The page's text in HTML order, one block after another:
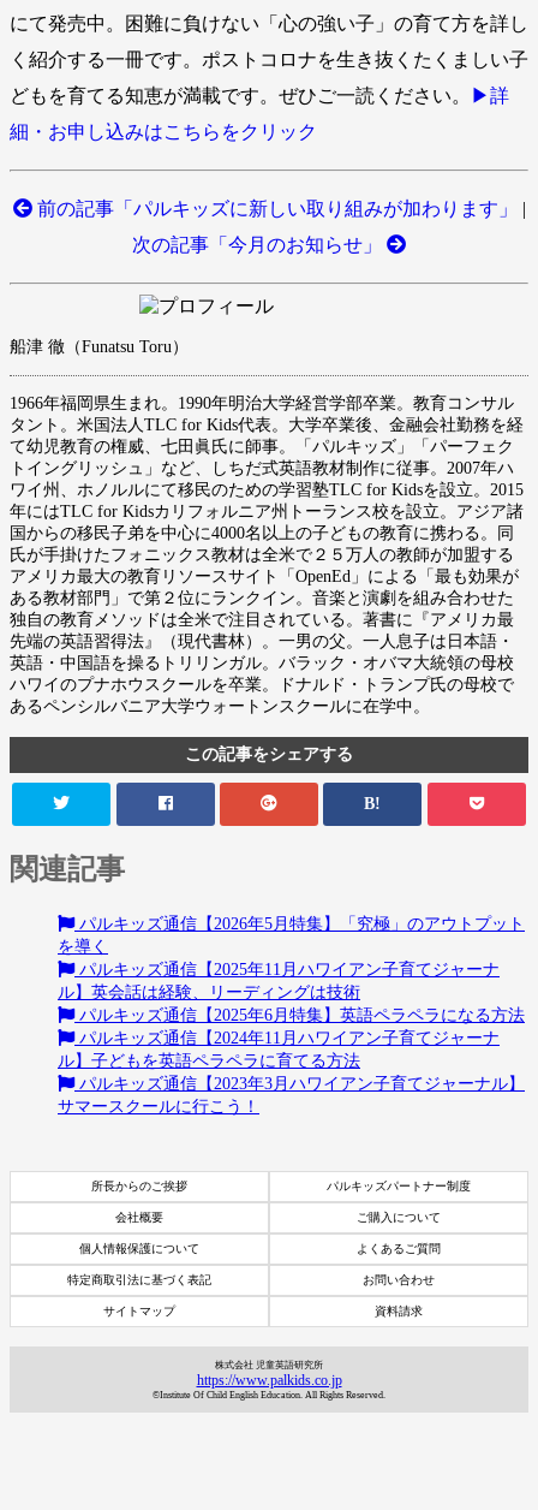
にて発売中。困難に負けない「心の強い子」の育て方を詳し
く紹介する一冊です。ポストコロナを生き抜くたくましい子
どもを育てる知恵が満載です。ぜひご一読ください。
▶︎詳
細・お申し込みはこちらをクリック
前の記事「パルキッズに新しい取り組みが加わります」
|
次の記事「今月のお知らせ」
船津 徹（Funatsu Toru）
1966年福岡県生まれ。1990年明治大学経営学部卒業。教育コンサル
タント。米国法人TLC for Kids代表。大学卒業後、金融会社勤務を経
て幼児教育の権威、七田眞氏に師事。「パルキッズ」「パーフェク
トイングリッシュ」など、しちだ式英語教材制作に従事。2007年ハ
ワイ州、ホノルルにて移民のための学習塾TLC for Kidsを設立。2015
年にはTLC for Kidsカリフォルニア州トーランス校を設立。アジア諸
国からの移民子弟を中心に4000名以上の子どもの教育に携わる。同
氏が手掛けたフォニックス教材は全米で２５万人の教師が加盟する
アメリカ最大の教育リソースサイト「OpenEd」による「最も効果が
ある教材部門」で第２位にランクイン。音楽と演劇を組み合わせた
独自の教育メソッドは全米で注目されている。著書に『アメリカ最
先端の英語習得法』（現代書林）。一男の父。一人息子は日本語・
英語・中国語を操るトリリンガル。バラック・オバマ大統領の母校
ハワイのプナホウスクールを卒業。ドナルド・トランプ氏の母校で
あるペンシルバニア大学ウォートンスクールに在学中。
この記事をシェアする
B!
関連記事
パルキッズ通信【2026年5月特集】「究極」のアウトプット
を導く
パルキッズ通信【2025年11月ハワイアン子育てジャーナ
ル】英会話は経験、リーディングは技術
パルキッズ通信【2025年6月特集】英語ペラペラになる方法
パルキッズ通信【2024年11月ハワイアン子育てジャーナ
ル】子どもを英語ペラペラに育てる方法
パルキッズ通信【2023年3月ハワイアン子育てジャーナル】
サマースクールに行こう！
所長からのご挨拶 パルキッズパートナー制度
会社概要 ご購入について
個人情報保護について よくあるご質問
特定商取引法に基づく表記 お問い合わせ
サイトマップ 資料請求
株式会社 児童英語研究所
https://www.palkids.co.jp
©Institute Of Child English Education. All Rights Reserved.